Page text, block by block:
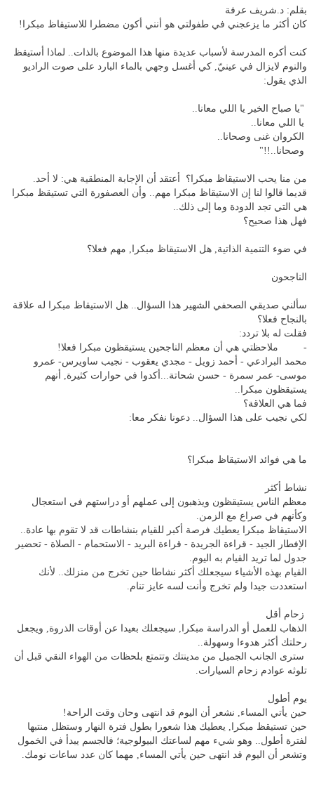
بقلم: د.شريف عرفة
كان أكثر ما يزعجني في طفولتي هو أنني أكون مضطرا للاستيقاظ مبكرا!
كنت أكره المدرسة لأسباب عديدة منها هذا الموضوع بالذات.. لماذا أستيقظ
والنوم لايزال في عينيّ, كي أغسل وجهي بالماء البارد على صوت الراديو
الذي يقول:
"يا صباح الخير يا اللي معانا..
يا اللي معانا..
الكروان غنى وصحانا..
وصحانا..!!"
من منا يحب الاستيقاظ مبكرا؟ أعتقد أن الإجابة المنطقية هي: لا أحد.
قديما قالوا لنا إن الاستيقاظ مبكرا مهم.. وأن العصفورة التي تستيقظ مبكرا
هي التي تجد الدودة وما إلى ذلك..
فهل هذا صحيح؟
في ضوء التنمية الذاتية, هل الاستيقاظ مبكرا, مهم فعلا؟
الناجحون
سألني صديقي الصحفي الشهير هذا السؤال.. هل الاستيقاظ مبكرا له علاقة
بالنجاح فعلا؟
فقلت له بلا تردد:
- ملاحظتي هي أن معظم الناجحين يستيقظون مبكرا فعلا!
محمد البرادعي - أحمد زويل - مجدي يعقوب - نجيب ساويرس- عمرو
موسى- عمر سمرة - حسن شحاتة...أكدوا في حوارات كثيرة, أنهم
يستيقظون مبكرا..
فما هي العلاقة؟
لكي نجيب على هذا السؤال.. دعونا نفكر معا:
ما هي فوائد الاستيقاظ مبكرا؟
نشاط أكثر
معظم الناس يستيقظون ويذهبون إلى عملهم أو دراستهم في استعجال
وكأنهم في صراع مع الزمن.
الاستيقاظ مبكرا يعطيك فرصة أكبر للقيام بنشاطات قد لا تقوم بها عادة..
الإفطار الجيد - قراءة الجريدة - قراءة البريد - الاستحمام - الصلاة - تحضير
جدول لما تريد القيام به اليوم.
القيام بهذه الأشياء سيجعلك أكثر نشاطا حين تخرج من منزلك.. لأنك
استعددت جيدا ولم تخرج وأنت لسه عايز تنام.
زحام أقل
الذهاب للعمل أو الدراسة مبكرا, سيجعلك بعيدا عن أوقات الذروة, ويجعل
رحلتك أكثر هدوءا وسهولة..
سترى الجانب الجميل من مدينتك وتتمتع بلحظات من الهواء النقي قبل أن
تلوثه عوادم زحام السيارات.
يوم أطول
حين يأتي المساء, نشعر أن اليوم قد انتهى وحان وقت الراحة!
حين تستيقظ مبكرا, يعطيك هذا شعورا بطول فترة النهار وستظل منتبها
لفترة أطول.. وهو شيء مهم لساعتك البيولوجية؛ فالجسم يبدأ في الخمول
وتشعر أن اليوم قد انتهى حين يأتي المساء, مهما كان عدد ساعات نومك.